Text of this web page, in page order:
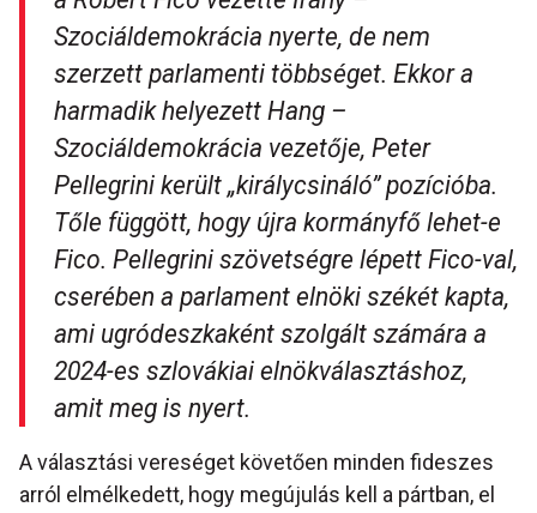
Szociáldemokrácia nyerte, de nem
szerzett parlamenti többséget. Ekkor a
harmadik helyezett Hang –
Szociáldemokrácia vezetője, Peter
Pellegrini került „királycsináló” pozícióba.
Tőle függött, hogy újra kormányfő lehet-e
Fico. Pellegrini szövetségre lépett Fico-val,
cserében a parlament elnöki székét kapta,
ami ugródeszkaként szolgált számára a
2024-es szlovákiai elnökválasztáshoz,
amit meg is nyert.
A választási vereséget követően minden fideszes
arról elmélkedett, hogy megújulás kell a pártban, el